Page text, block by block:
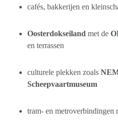
cafés, bakkerijen en
Oosterdokseiland met de
en terrassen
culturele plekken zoals
Scheepvaartmuseum
tram- en metroverbindingen